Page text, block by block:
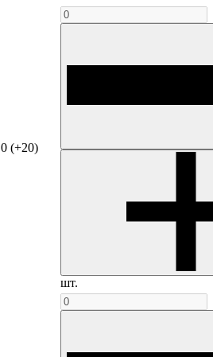
0 (+20)
шт.